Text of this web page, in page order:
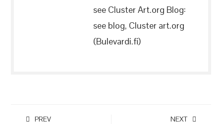
see Cluster Art.org Blog:
see blog, Cluster art.org
(Bulevardi.fi)
PREV NEXT